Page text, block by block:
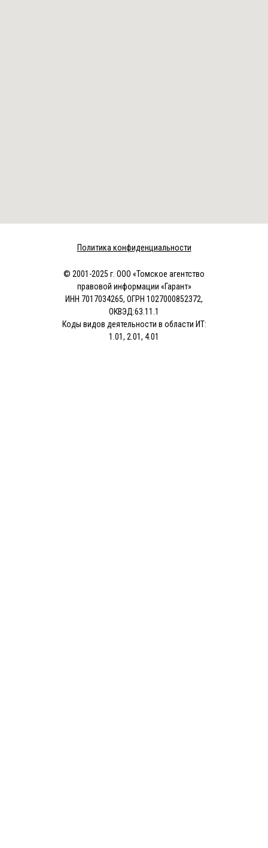
© 2001-2025 г. ООО «Томское агентство
правовой информации «Гарант»
ИНН 7017034265, ОГРН 1027000852372,
ОКВЭД:63.11.1
Коды видов деятельности в области ИТ:
1.01, 2.01, 4.01
Политика конфиденциальности